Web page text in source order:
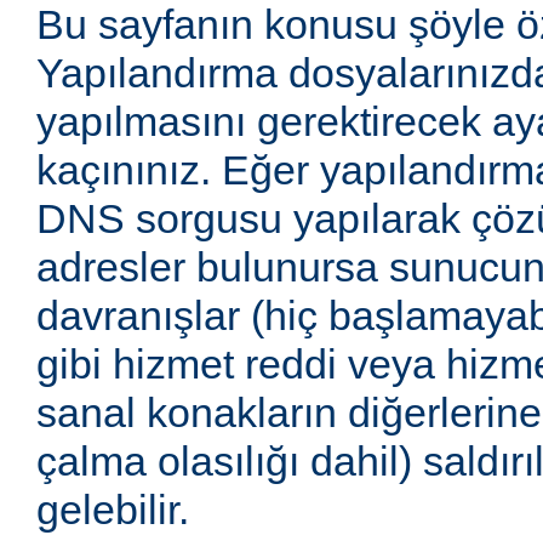
Bu sayfanın konusu şöyle
Yapılandırma
yapılmasını gerektirecek
kaçınınız. Eğer
DNS sorgusu yapılarak
adresler bulunursa
davranışlar (hiç
gibi hizmet reddi veya
sanal konakların
çalma olasılığı dahil)
gelebilir.